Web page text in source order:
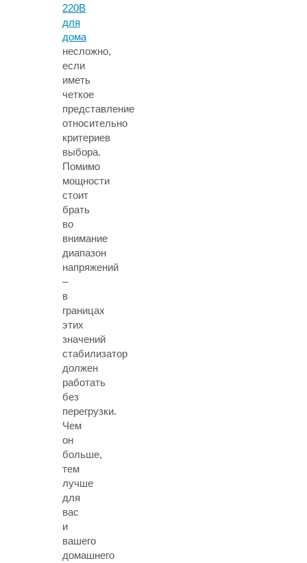
220В
для
дома
несложно,
если
иметь
четкое
представление
относительно
критериев
выбора.
Помимо
мощности
стоит
брать
во
внимание
диапазон
напряжений
–
в
границах
этих
значений
стабилизатор
должен
работать
без
перегрузки.
Чем
он
больше,
тем
лучше
для
вас
и
вашего
домашнего